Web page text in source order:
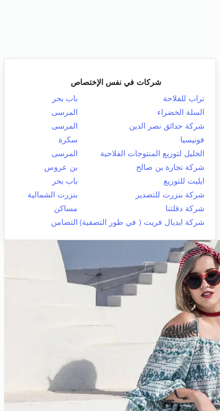
شركات في نفس الإختصاص
تراب للفلاحة
باب بحر
السلة الخضراء
المرسى
شركة حدائق نصر الدين
المرسى
فونيسيا
سكرة
الخليل لتوزيع المنتوجات الفلاحية
المرسى
شركة تجارة بن صالح
بن عروس
ايليت للتوزيع
باب بحر
شركة بنزرت للتصدير
بنزرت الشمالية
شركة دقلتنا
مساكن
شركة ايديال فريت ( في طور التصفية) التضامن